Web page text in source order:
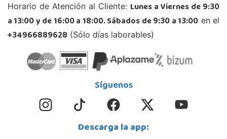
21002, Huelva
959 541 845
Localizar Tienda
Juguetilandia Jerez de la Frontera
Avenida de Europa, 13
Horario de Atención al Cliente: Lunes a Viernes de 9:30
a 13:00 y de 16:00 a 18:00. Sábados de 9:30 a 13:00 en el
+34966889628 (Sólo días laborables)
Síguenos
Descarga la app: